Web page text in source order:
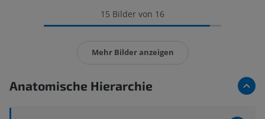
15 Bilder von 16
Mehr Bilder anzeigen
Anatomische Hierarchie